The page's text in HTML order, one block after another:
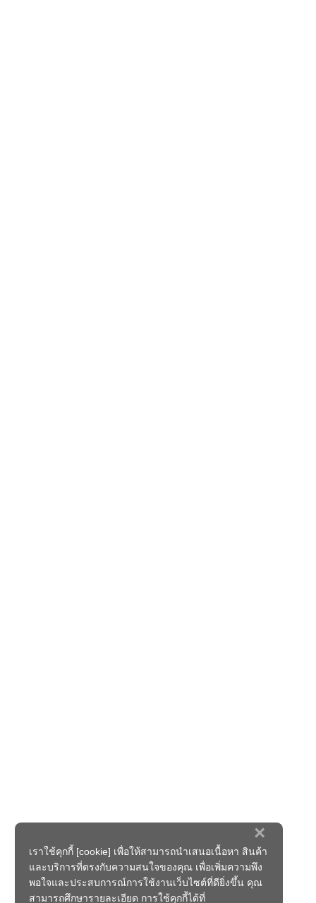
×
เราใช้คุกกี้ [cookie] เพื่อให้สามารถนำเสนอเนื้อหา สินค้า
และบริการที่ตรงกับความสนใจของคุณ เพื่อเพิ่มความพึง
พอใจและประสบการณ์การใช้งานเว็บไซต์ที่ดียิ่งขึ้น คุณ
สามารถศึกษารายละเอียด การใช้คุกกี้ได้ที่